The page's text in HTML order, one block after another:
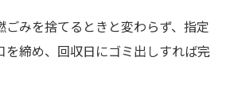
みを捨てるときと変わらず、指定
を締め、回収日にゴミ出しすれば完